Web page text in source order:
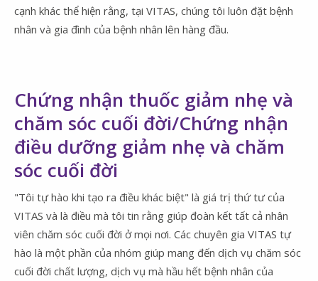
cạnh khác thể hiện rằng, tại VITAS, chúng tôi luôn đặt bệnh
nhân và gia đình của bệnh nhân lên hàng đầu.
Chứng nhận thuốc giảm nhẹ và
chăm sóc cuối đời/Chứng nhận
điều dưỡng giảm nhẹ và chăm
sóc cuối đời
"Tôi tự hào khi tạo ra điều khác biệt" là giá trị thứ tư của
VITAS và là điều mà tôi tin rằng giúp đoàn kết tất cả nhân
viên chăm sóc cuối đời ở mọi nơi. Các chuyên gia VITAS tự
hào là một phần của nhóm giúp mang đến dịch vụ chăm sóc
cuối đời chất lượng, dịch vụ mà hầu hết bệnh nhân của